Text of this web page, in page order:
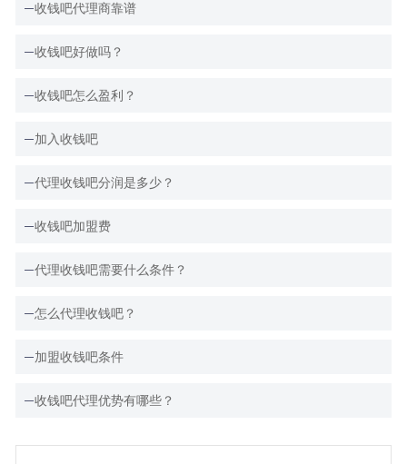
收钱吧代理商靠谱
收钱吧好做吗？
收钱吧怎么盈利？
加入收钱吧
代理收钱吧分润是多少？
收钱吧加盟费
代理收钱吧需要什么条件？
怎么代理收钱吧？
加盟收钱吧条件
收钱吧代理优势有哪些？